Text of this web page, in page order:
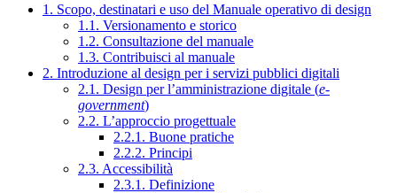
1. Scopo, destinatari e uso del Manuale operativo di design
1.1. Versionamento e storico
1.2. Consultazione del manuale
1.3. Contribuisci al manuale
2. Introduzione al design per i servizi pubblici digitali
2.1. Design per l’amministrazione digitale (e-
government)
2.2. L’approccio progettuale
2.2.1. Buone pratiche
2.2.2. Principi
2.3. Accessibilità
2.3.1. Definizione